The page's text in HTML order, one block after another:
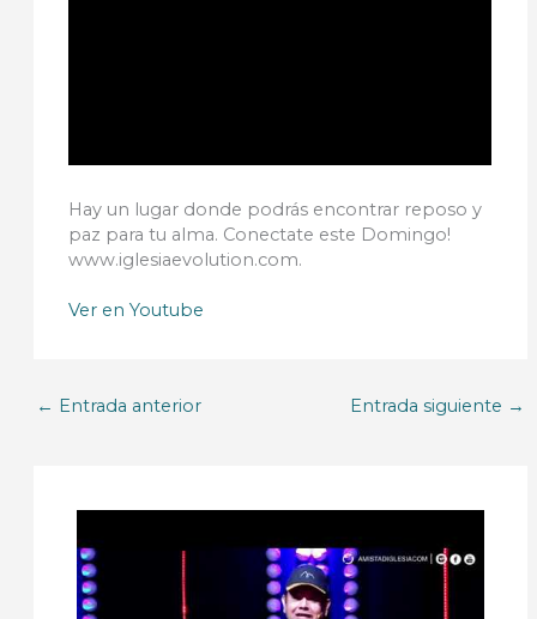
Hay un lugar donde podrás encontrar reposo y
paz para tu alma. Conectate este Domingo!
www.iglesiaevolution.com.
Ver en Youtube
← Entrada anterior Entrada siguiente →